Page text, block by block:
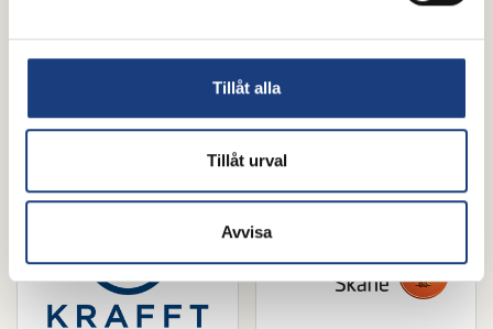
Tillåt alla
Tillåt urval
Avvisa